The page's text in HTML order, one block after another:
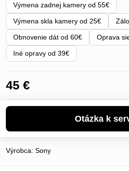
Výmena zadnej kamery od 55€
Výmena skla kamery od 25€
Obnovenie dát od 60€ Oprava
Iné opravy od 39€
45 €
Výrobca: Sony